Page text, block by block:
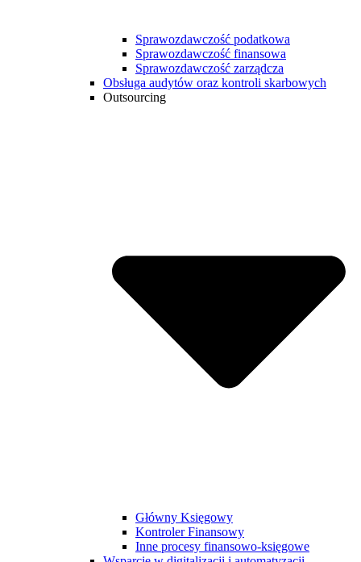
Sprawozdawczość podatkowa
Sprawozdawczość finansowa
Sprawozdawczość zarządcza
Obsługa audytów oraz kontroli skarbowych
Outsourcing
Główny Księgowy
Kontroler Finansowy
Inne procesy finansowo-księgowe